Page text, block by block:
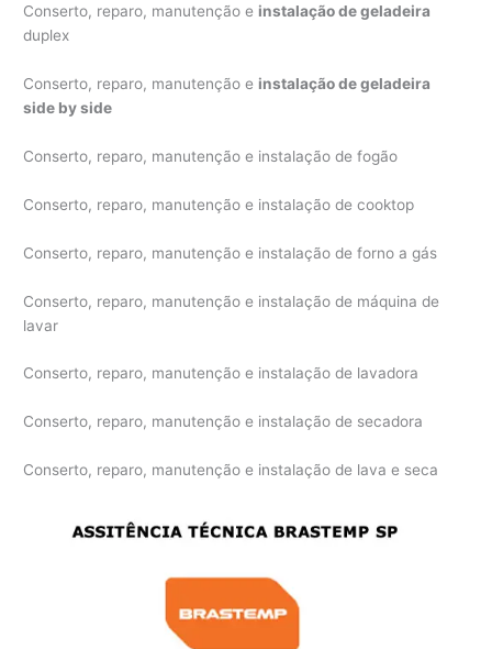
Conserto, reparo, manutenção e instalação de geladeira
duplex
Conserto, reparo, manutenção e instalação de geladeira
side by side
Conserto, reparo, manutenção e instalação de fogão
Conserto, reparo, manutenção e instalação de cooktop
Conserto, reparo, manutenção e instalação de forno a gás
Conserto, reparo, manutenção e instalação de máquina de
lavar
Conserto, reparo, manutenção e instalação de lavadora
Conserto, reparo, manutenção e instalação de secadora
Conserto, reparo, manutenção e instalação de lava e seca